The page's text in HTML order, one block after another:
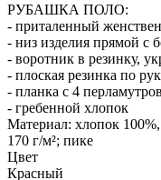
РУБАШКА ПОЛО:
- приталенный
- низ изделия прямой с
- воротник в резинку,
- плоская резинка по
- планка с 4
- гребенной хлопок
Материал: хлопок
170 г/м²; пике
Цвет
Красный